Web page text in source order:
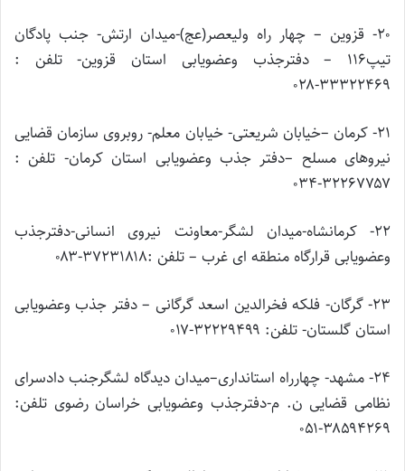
۲۰- قزوین – چهار راه ولیعصر(عج)-میدان ارتش- جنب پادگان
تیپ۱۱۶ – دفترجذب وعضویابی استان قزوین- تلفن :
۳۳۳۲۲۴۶۹-۰۲۸
۲۱- کرمان –خیابان شریعتی- خیابان معلم- روبروی سازمان قضایی
نیروهای مسلح –دفتر جذب وعضویابی استان کرمان- تلفن :
۳۲۲۶۷۷۵۷-۰۳۴
۲۲- کرمانشاه-میدان لشگر-معاونت نیروی انسانی-دفترجذب
وعضویابی قرارگاه منطقه ای غرب – تلفن :۳۷۲۳۱۸۱۸-۰۸۳
۲۳- گرگان- فلکه فخرالدین اسعد گرگانی – دفتر جذب وعضویابی
استان گلستان- تلفن: ۳۲۲۲۹۴۹۹-۰۱۷
۲۴- مشهد- چهارراه استانداری–میدان دیدگاه لشگرجنب دادسرای
نظامی قضایی ن. م-دفترجذب وعضویابی خراسان رضوی تلفن:
۳۸۵۹۴۲۶۹-۰۵۱